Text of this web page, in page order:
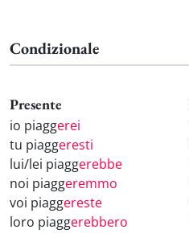
Condizionale
Presente
io piaggerei
tu piaggeresti
lui/lei piaggerebbe
noi piaggeremmo
voi piaggereste
loro piaggerebbero